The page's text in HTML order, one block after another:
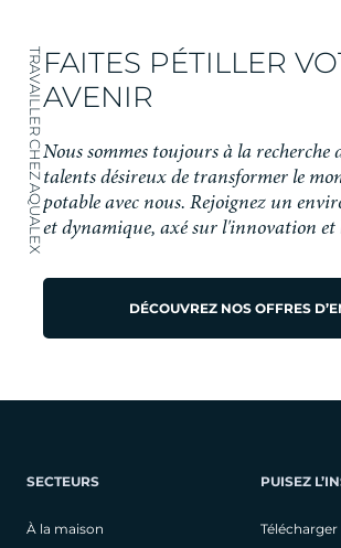
TRAVAILLER CHEZ AQUALEXFAITES PÉTILLER
AVENIR
Nous sommes toujours à la recherche
talents désireux de transformer le
potable avec nous. Rejoignez un
et dynamique, axé sur l'innovation et
DÉCOUVREZ NOS OFFRES
SECTEURS
À la maison
PUISEZ